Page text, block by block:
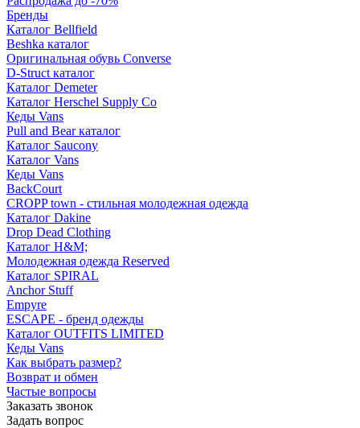
Бренды
Каталог Bellfield
Beshka каталог
Оригинальная обувь Converse
D-Struct каталог
Каталог Demeter
Каталог Herschel Supply Co
Кеды Vans
Pull and Bear каталог
Каталог Saucony
Каталог Vans
Кеды Vans
BackCourt
CROPP town - стильная молодежная одежда
Каталог Dakine
Drop Dead Clothing
Каталог H&M;
Молодежная одежда Reserved
Каталог SPIRAL
Anchor Stuff
Empyre
ESCAPE - бренд одежды
Каталог OUTFITS LIMITED
Кеды Vans
Как выбрать размер?
Возврат и обмен
Частые вопросы
Заказать звонок
Задать вопрос